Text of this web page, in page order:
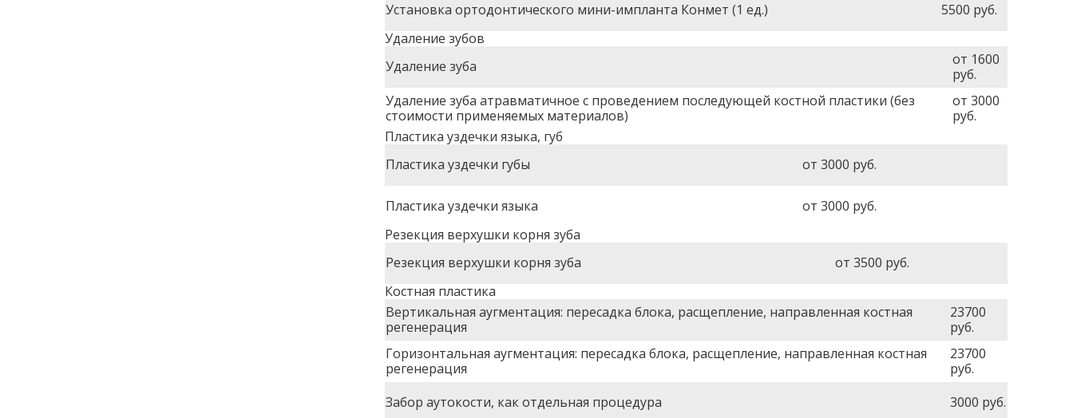
Установка ортодонтического мини-импланта Конмет (1 ед.) 5500 руб.
Удаление зубов
Удаление зуба
от 1600
руб.
Удаление зуба атравматичное с проведением последующей костной пластики (без
стоимости применяемых материалов)
от 3000
руб.
Пластика уздечки языка, губ
Пластика уздечки губы
от 3000 руб.
Пластика уздечки языка от 3000 руб.
Резекция верхушки корня зуба
Резекция верхушки корня зуба
от 3500 руб.
Костная пластика
Вертикальная аугментация: пересадка блока, расщепление, направленная костная
регенерация
23700
руб.
Горизонтальная аугментация: пересадка блока, расщепление, направленная костная
регенерация
23700
руб.
Забор аутокости, как отдельная процедура
3000 руб.